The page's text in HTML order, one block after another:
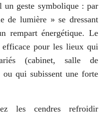
un geste symbolique : par
de lumière » se dressant
rempart énergétique. Le
efficace pour les lieux qui
(cabinet, salle de
ou qui subissent une forte
les cendres refroidir